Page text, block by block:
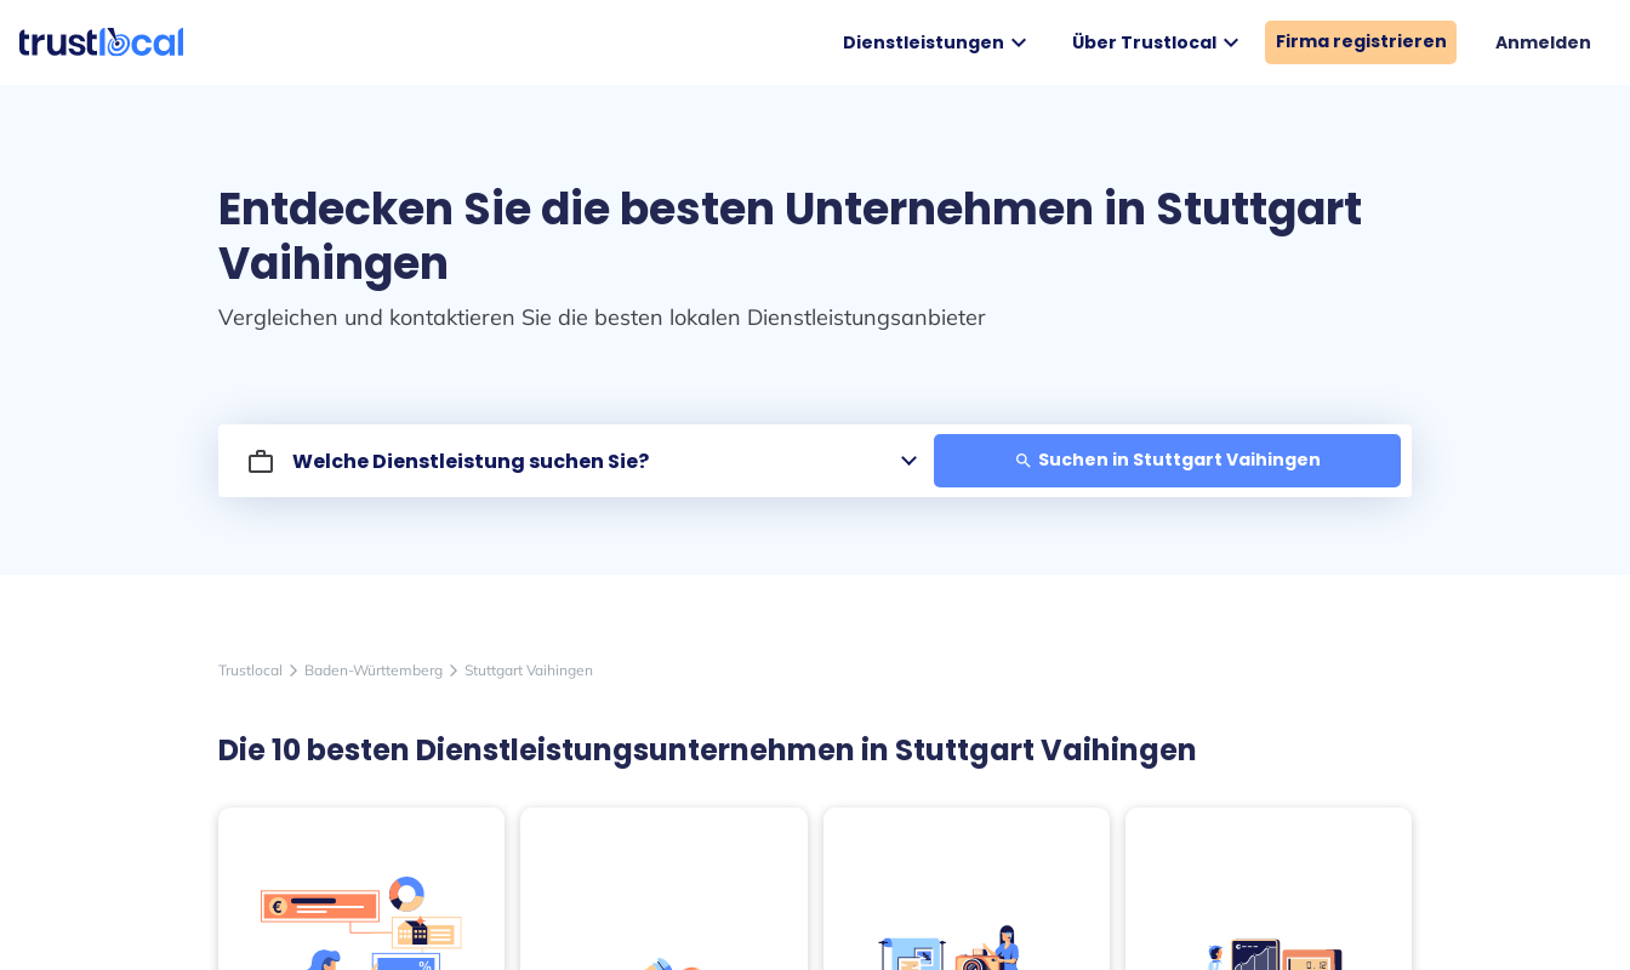
Dienstleistungen expand_more Über Trustlocal expand_more Firma registrieren Anmelden
Entdecken Sie die besten Unternehmen in Stuttgart
Vaihingen
Vergleichen und kontaktieren Sie die besten lokalen Dienstleistungsanbieter
work_outline search Suchen in Stuttgart Vaihingen
Trustlocal arrow_forward_ios Baden-Württemberg arrow_forward_ios Stuttgart Vaihingen
Die 10 besten Dienstleistungsunternehmen in Stuttgart Vaihingen